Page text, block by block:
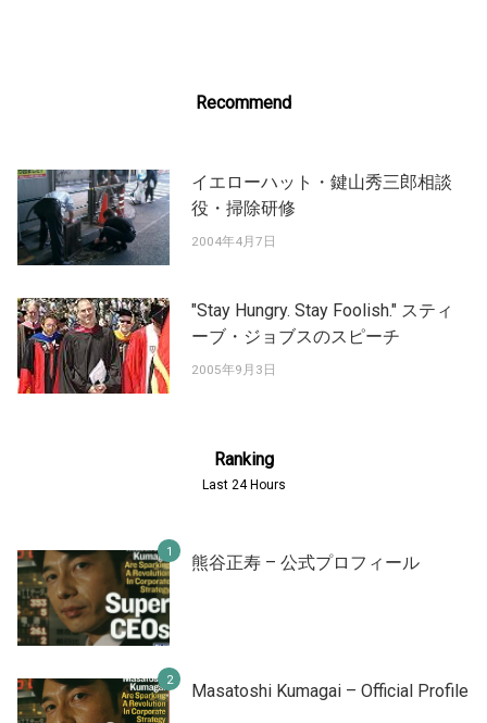
Recommend
イエローハット・鍵山秀三郎相談
役・掃除研修
2004年4月7日
"Stay Hungry. Stay Foolish." スティ
ーブ・ジョブスのスピーチ
2005年9月3日
Ranking
Last 24 Hours
熊谷正寿 – 公式プロフィール
Masatoshi Kumagai – Official Profile